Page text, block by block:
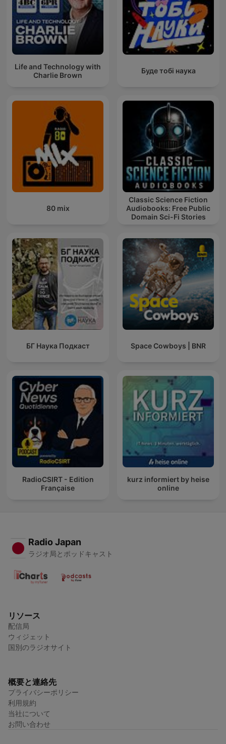
Life and Technology with
Charlie Brown
Буде тобі наука
80 mix
Classic Science Fiction
Audiobooks: Free Public
Domain Sci-Fi Stories
БГ Наука Подкаст Space Cowboys | BNR
RadioCSIRT - Edition
Française
kurz informiert by heise
online
Radio Japan
ラジオ局とポッドキャスト
リソース
配信局
ウィジェット
国別のラジオサイト
概要と連絡先
プライバシーポリシー
利用規約
当社について
お問い合わせ